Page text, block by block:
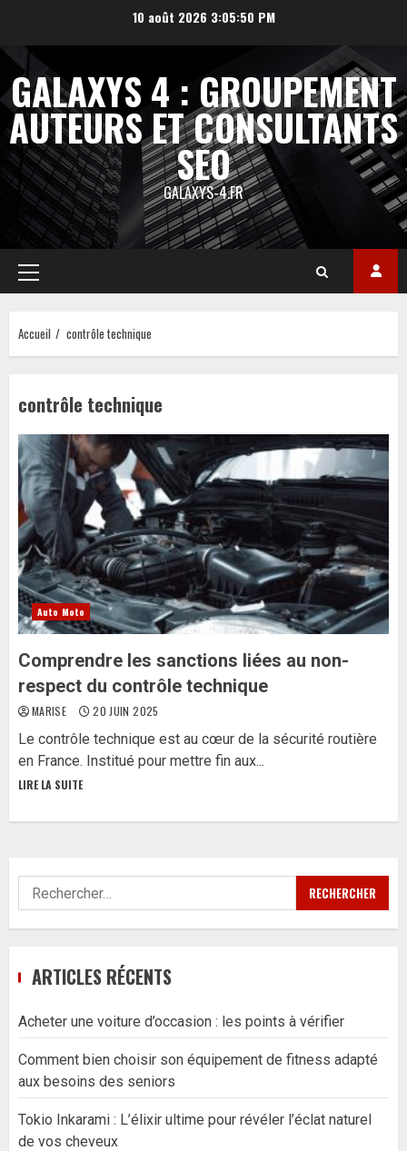
contenu
10 août 2026 3:05:51 PM
GALAXYS 4 : GROUPEMENT
AUTEURS ET CONSULTANTS
SEO
GALAXYS-4.FR
Menu
principal
Accueil contrôle technique
contrôle technique
Auto Moto
Comprendre les sanctions liées au non-
respect du contrôle technique
MARISE 20 JUIN 2025
Le contrôle technique est au cœur de la sécurité routière
en France. Institué pour mettre fin aux...
LIRE LA SUITE
Rechercher :
ARTICLES RÉCENTS
Acheter une voiture d’occasion : les points à vérifier
Comment bien choisir son équipement de fitness adapté
aux besoins des seniors
Tokio Inkarami : L’élixir ultime pour révéler l’éclat naturel
de vos cheveux